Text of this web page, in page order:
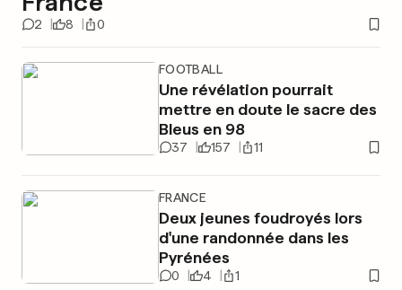
2 8 0
FOOTBALL
Une révélation pourrait
mettre en doute le sacre des
Bleus en 98
37 157 11
FRANCE
Deux jeunes foudroyés lors
d'une randonnée dans les
Pyrénées
0 4 1